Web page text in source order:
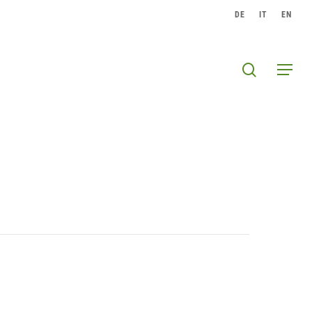
DE IT EN
Menu
search